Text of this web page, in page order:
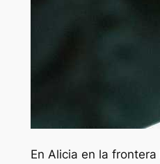
En Alicia en la frontera